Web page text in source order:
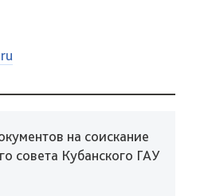
на соискание
совета Кубанского ГАУ